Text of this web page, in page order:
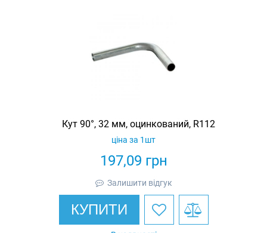
Кут 90°, 32 мм, оцинкований, R112
197,09 грн
ціна за 1шт
Залишити відгук
КУПИТИ